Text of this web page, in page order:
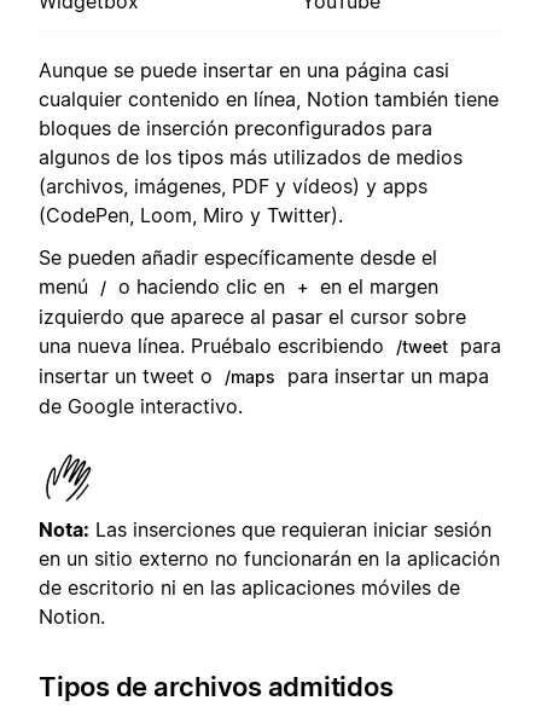
Aunque se puede insertar en una página casi
cualquier contenido en línea, Notion también tiene
bloques de inserción preconfigurados para
algunos de los tipos más utilizados de medios
(archivos, imágenes, PDF y vídeos) y apps
(CodePen, Loom, Miro y Twitter).
Se pueden añadir específicamente desde el
menú
/ o haciendo clic en +
en el margen
izquierdo que aparece al pasar el cursor sobre
una nueva línea. Pruébalo escribiendo
/tweet
para
insertar un tweet o
/maps
para insertar un mapa
de Google interactivo.
Nota: Las inserciones que requieran iniciar sesión
en un sitio externo no funcionarán en la aplicación
de escritorio ni en las aplicaciones móviles de
Notion.
Tipos de archivos admitidos